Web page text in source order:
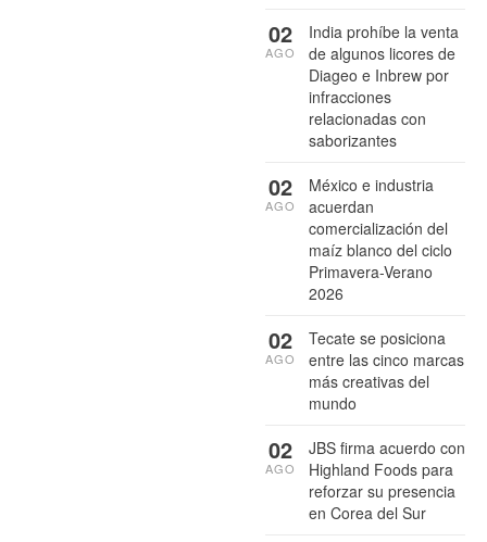
India prohíbe la venta
de algunos licores de
Diageo e Inbrew por
infracciones
relacionadas con
saborizantes
02
AGO
México e industria
acuerdan
comercialización del
maíz blanco del ciclo
Primavera-Verano
2026
02
AGO
Tecate se posiciona
entre las cinco marcas
más creativas del
mundo
02
AGO
JBS firma acuerdo con
Highland Foods para
reforzar su presencia
en Corea del Sur
02
AGO